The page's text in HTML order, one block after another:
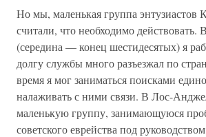
Но мы, маленькая группа энтузиастов
считали, что необходимо действовать.
(середина — конец шестидесятых) я
долгу службы много разъезжал по
время я мог заниматься поисками
налаживать с ними связи. В Лос-
маленькую группу, занимающуюся
советского еврейства под